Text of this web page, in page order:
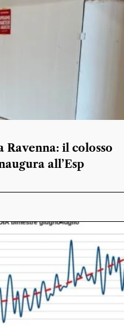
Ravenna: il colosso
all’Esp